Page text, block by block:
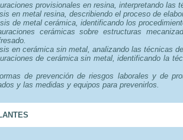
provisionales en resina, interpretando las
en metal resina, describiendo el proceso de
de metal cerámica, identificando los
cerámicas sobre estructuras
en cerámica sin metal, analizando las técnicas
de cerámica sin metal, identificando la
de prevención de riesgos laborales y de
y las medidas y equipos para prevenirlos.